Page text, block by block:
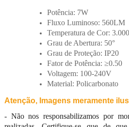
Potência: 7W
Fluxo Luminoso: 560LM
Temperatura de Cor:
Grau de Abertura: 50°
Grau de Proteção: IP20
Fator de Potência: ≥0.50
Voltagem: 100-240V
Material: Policarbonato
Atenção, Imagens meramente
- Não nos responsabilizamos por